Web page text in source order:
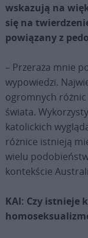
wskazują na
się na
powiązany z
– Przeraża mnie
wypowiedzi.
ogromnych
świata.
katolickich
różnice istnieją
wielu
kontekście
KAI: Czy istnieje